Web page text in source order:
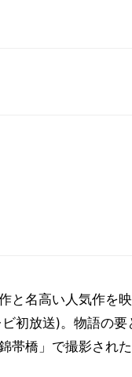
と名高い人気作を
初放送)。物語の
帯橋」で撮影された